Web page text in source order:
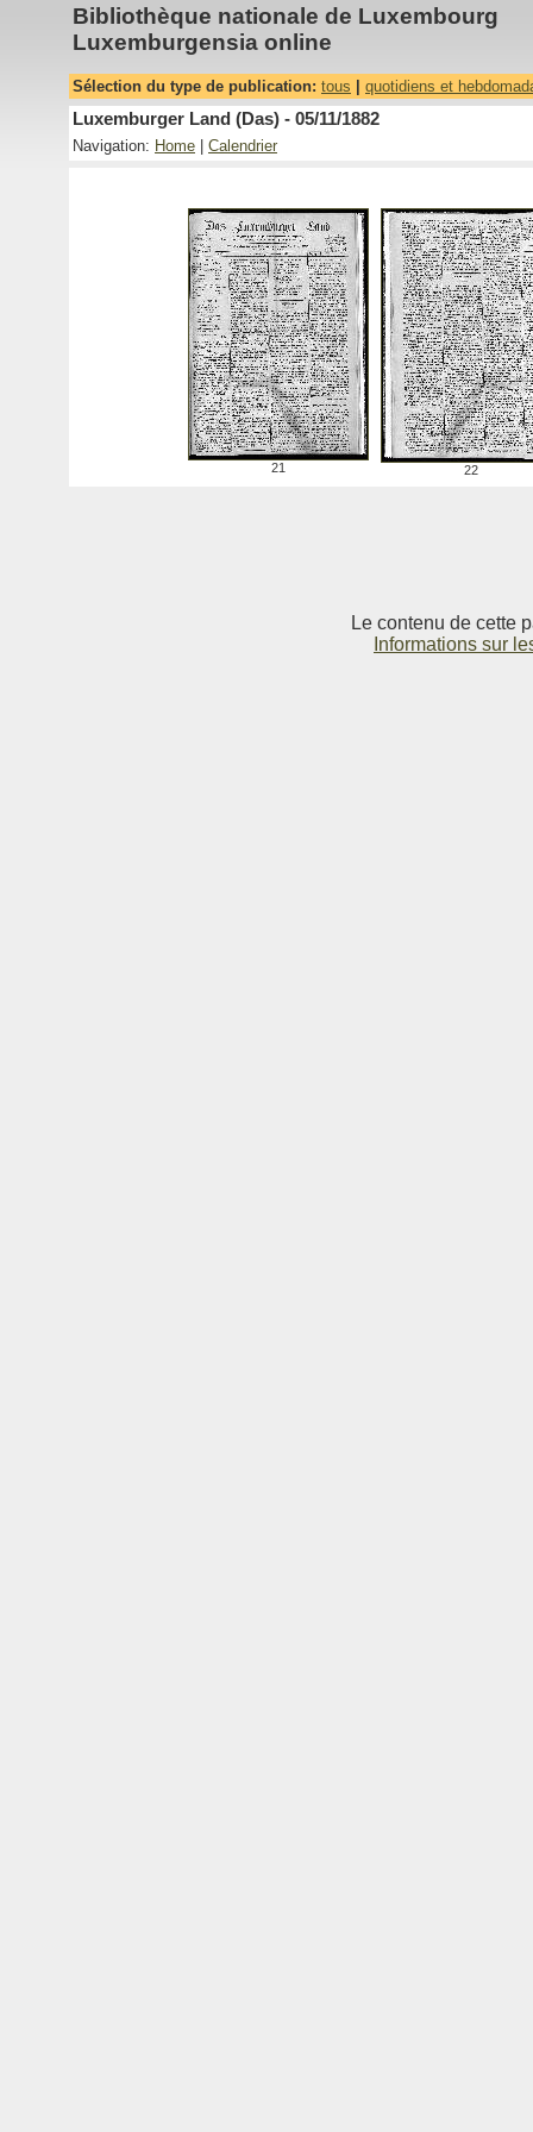
Bibliothèque nationale de Luxembourg
Luxemburgensia online
Sélection du type de publication: tous quotidiens et
Luxemburger Land (Das) - 05/11/1882
Navigation: Home Calendrier
21 22
Le contenu de cette
Informations sur